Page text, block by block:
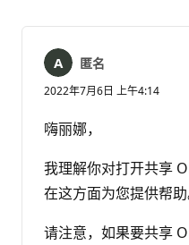
匿名
2022年7月6日 上午4:14
嗨丽娜，
我理解你对打开共享
在这方面为您提供帮助
请注意，如果要共享